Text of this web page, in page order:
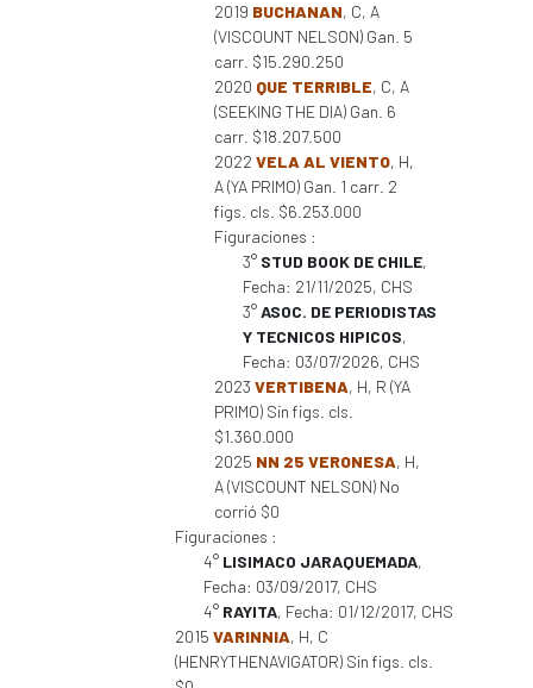
2019 BUCHANAN, C, A
(VISCOUNT NELSON) Gan. 5
carr. $15.290.250
2020 QUE TERRIBLE, C, A
(SEEKING THE DIA) Gan. 6
carr. $18.207.500
2022 VELA AL VIENTO, H,
A (YA PRIMO) Gan. 1 carr. 2
figs. cls. $6.253.000
Figuraciones :
3° STUD BOOK DE CHILE,
Fecha: 21/11/2025, CHS
3°ASOC. DE PERIODISTAS
Y TECNICOS HIPICOS,
Fecha: 03/07/2026, CHS
2023 VERTIBENA, H, R (YA
PRIMO) Sin figs. cls.
$1.360.000
2025 NN 25 VERONESA, H,
A (VISCOUNT NELSON) No
corrió $0
Figuraciones :
4° LISIMACO JARAQUEMADA,
Fecha: 03/09/2017, CHS
4° RAYITA, Fecha: 01/12/2017, CHS
2015 VARINNIA, H, C
(HENRYTHENAVIGATOR) Sin figs. cls.